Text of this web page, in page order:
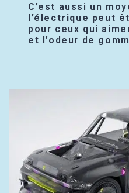
C’est aussi un
l’électrique peut
pour ceux qui
et l’odeur de